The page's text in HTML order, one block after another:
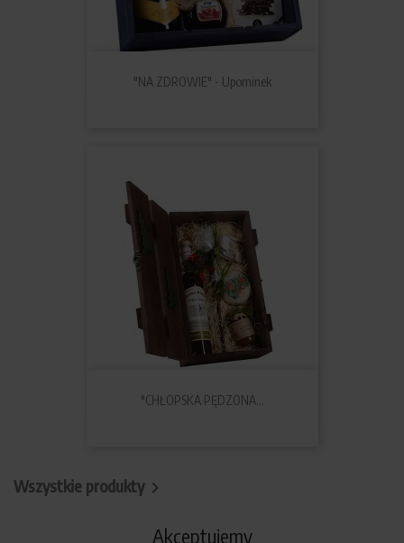
"NA ZDROWIE" - Upominek
"CHŁOPSKA PĘDZONA...
Wszystkie produkty
Akceptujemy